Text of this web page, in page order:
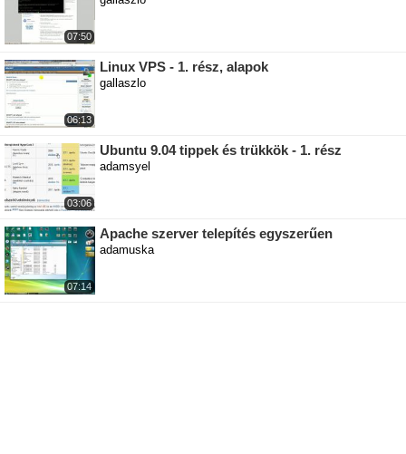
07:50
06:13
Linux VPS - 1. rész, alapok
gallaszlo
03:06
Ubuntu 9.04 tippek és trükkök - 1. rész
adamsyel
07:14
Apache szerver telepítés egyszerűen
adamuska